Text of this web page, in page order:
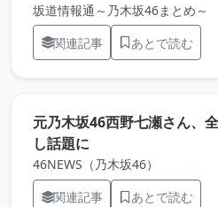
坂道情報通～乃木坂46まとめ～
関連記事
あとで読む
元乃木坂46西野七瀬さん、
し話題に
46NEWS（乃木坂46）
関連記事
あとで読む